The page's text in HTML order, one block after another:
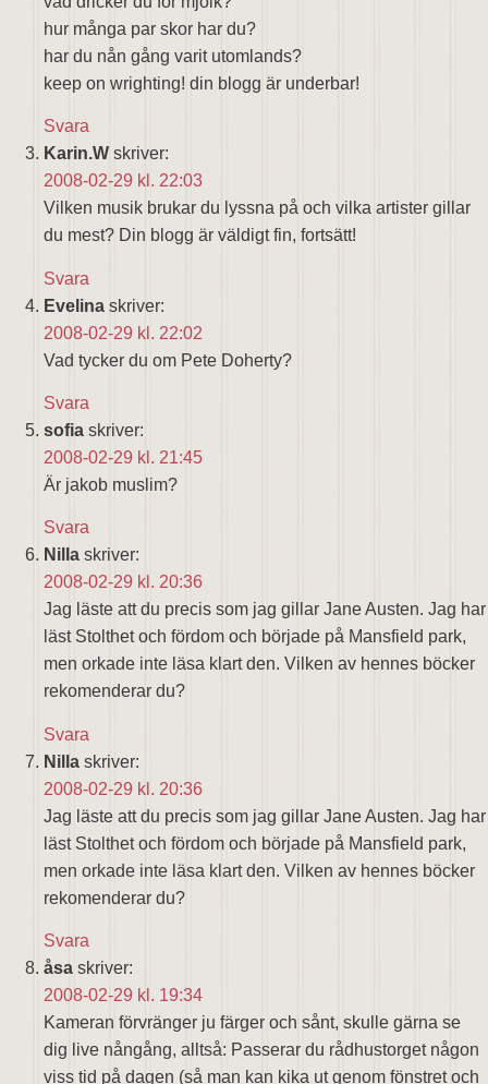
hur många par skor har du?
har du nån gång varit utomlands?
keep on wrighting! din blogg är underbar!
Svara
Karin.W skriver:
2008-02-29 kl. 22:03
Vilken musik brukar du lyssna på och vilka artister gillar
du mest? Din blogg är väldigt fin, fortsätt!
Svara
Evelina skriver:
2008-02-29 kl. 22:02
Vad tycker du om Pete Doherty?
Svara
sofia skriver:
2008-02-29 kl. 21:45
Är jakob muslim?
Svara
Nilla skriver:
2008-02-29 kl. 20:36
Jag läste att du precis som jag gillar Jane Austen. Jag har
läst Stolthet och fördom och började på Mansfield park,
men orkade inte läsa klart den. Vilken av hennes böcker
rekomenderar du?
Svara
Nilla skriver:
2008-02-29 kl. 20:36
Jag läste att du precis som jag gillar Jane Austen. Jag har
läst Stolthet och fördom och började på Mansfield park,
men orkade inte läsa klart den. Vilken av hennes böcker
rekomenderar du?
Svara
åsa skriver:
2008-02-29 kl. 19:34
Kameran förvränger ju färger och sånt, skulle gärna se
dig live nångång, alltså: Passerar du rådhustorget någon
viss tid på dagen (så man kan kika ut genom fönstret och